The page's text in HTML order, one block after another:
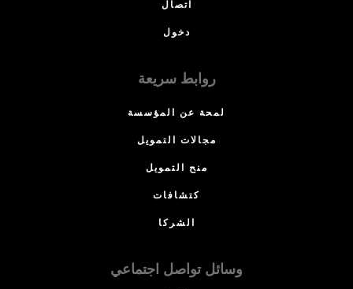
اتصال
دخول
روابط سريعة
لمحة عن المؤسسة
مجالات التمويل
منح التمويل
كتشافات
الشركا
وسائل تواصل اجتماعي